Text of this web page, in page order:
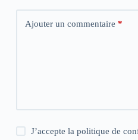
Ajouter un commentaire *
J’accepte lapolitique de